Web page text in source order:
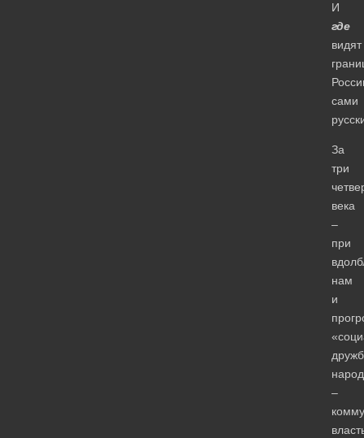
И
где
видят
сами
За
три
века
–
при
нам
и
–